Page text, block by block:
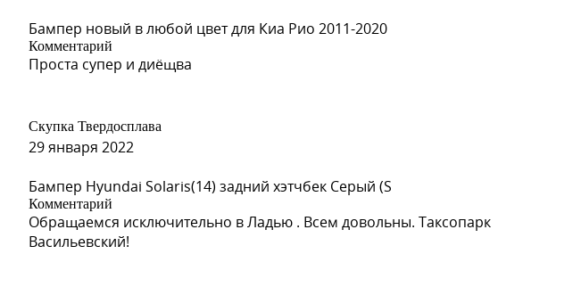
Бампер новый в любой цвет для Киа Рио 2011-2020
Комментарий
Проста супер и диёщва
Скупка Твердосплава
29 января 2022
Бампер Hyundai Solaris(14) задний хэтчбек Серый (S
Комментарий
Обращаемся исключительно в Ладью . Всем довольны. Таксопарк
Васильевский!